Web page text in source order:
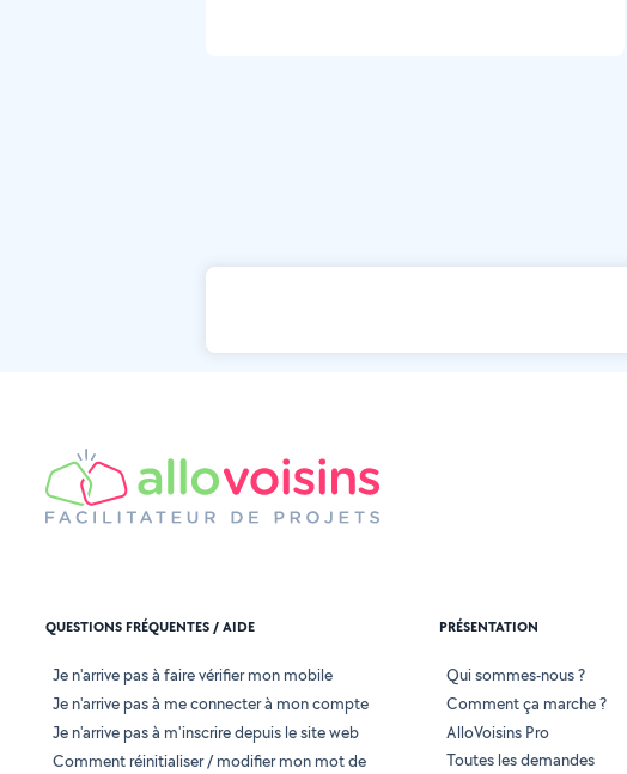
QUESTIONS FRÉQUENTES / AIDE
Je n'arrive pas à faire vérifier mon mobile
Je n'arrive pas à me connecter à mon compte
Je n'arrive pas à m'inscrire depuis le site web
Comment réinitialiser / modifier mon mot de
PRÉSENTATION
Qui sommes-nous ?
Comment ça marche ?
AlloVoisins Pro
Toutes les demandes